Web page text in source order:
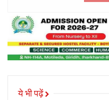
ये भी पढ़ें